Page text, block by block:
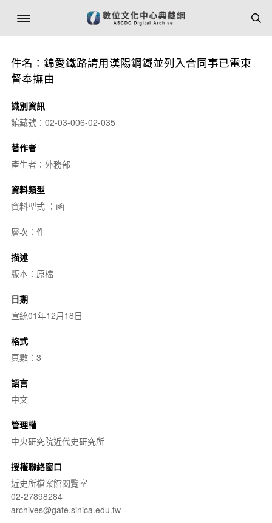
件名：錦愛鐵路請用漢陽鋼鐵並列入合同事已電東
督奉撫由
識別資訊
館藏號：02-03-006-02-035
著作者
產生者：外務部
資料類型
資料型式 ：函
層次：件
描述
版本：原檔
日期
宣統01年12月18日
格式
頁數：3
語言
中文
管理權
中央研究院近代史研究所
授權聯絡窗口
近史所檔案館閱覽室
02-27898284
archives@gate.sinica.edu.tw